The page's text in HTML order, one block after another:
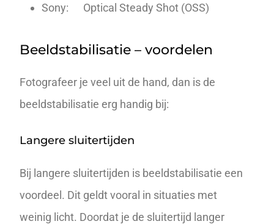
Sony: Optical Steady Shot (OSS)
Beeldstabilisatie – voordelen
Fotografeer je veel uit de hand, dan is de
beeldstabilisatie erg handig bij:
Langere sluitertijden
Bij langere sluitertijden is beeldstabilisatie een
voordeel. Dit geldt vooral in situaties met
weinig licht. Doordat je de sluitertijd langer